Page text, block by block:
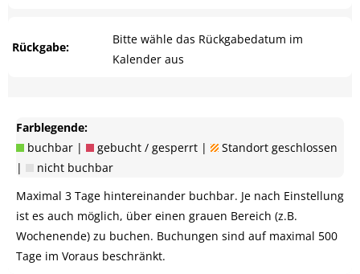
Rückgabe:
Bitte wähle das Rückgabedatum im
Kalender aus
Farblegende:
buchbar |
gebucht / gesperrt |
Standort geschlossen
|
nicht buchbar
Maximal 3 Tage hintereinander buchbar. Je nach Einstellung
ist es auch möglich, über einen grauen Bereich (z.B.
Wochenende) zu buchen. Buchungen sind auf maximal 500
Tage im Voraus beschränkt.